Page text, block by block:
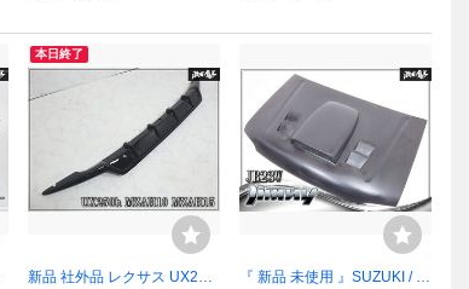
本日終了
新品 社外品 レクサス UX250
『 新品 未使用 』SUZUKI / J